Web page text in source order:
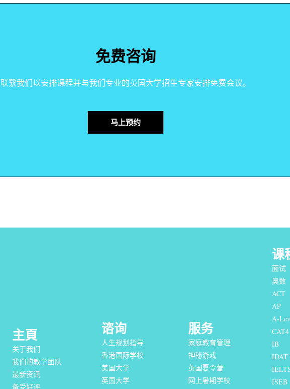
免费咨询
联繫我们以安排课程并与我们专业的英国大学招生专家安排免费会议。
马上预约
主頁
关于我们
我们的教学团队
最新资讯
备受好评
谘询
人生规划指导
香港国际学校
美国大学
英国大学
服务
家庭教育管理
神秘游戏
英国夏令营
网上暑期学校
课
面试
奥数
ACT
AP
A-
CAT4
IB
IDAT
ISEB